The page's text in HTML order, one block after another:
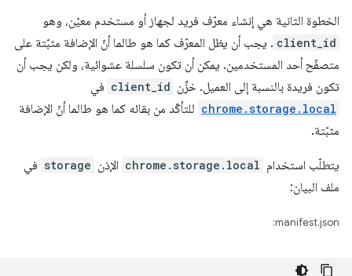
الخطوة الثانية هي إنشاء معرّف فريد لجهاز أو مستخدم معيّن، وهو
client_id . يجب أن يظل المعرّف كما هو طالما أنّ الإضافة مثبّتة على
متصفّح أحد المستخدمين. يمكن أن تكون سلسلة عشوائية، ولكن يجب أن
تكون فريدة بالنسبة إلى العميل. خزِّن client_id في
chrome.storage.local للتأكّد من بقائه كما هو طالما أنّ الإضافة
مثبّتة.
يتطلّب استخدام chrome.storage.local الإذن storage في
ملف البيان:
manifest.json: